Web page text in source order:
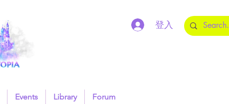
登入
Events Library Forum